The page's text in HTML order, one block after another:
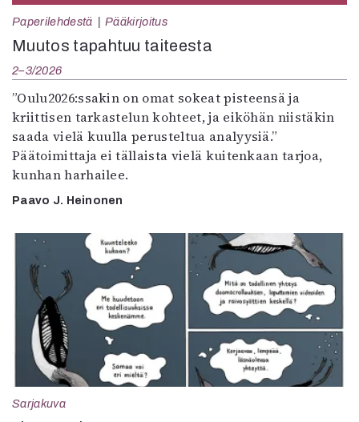
Paperilehdestä Pääkirjoitus
Muutos tapahtuu taiteesta
2–3/2026
”Oulu2026:ssakin on omat sokeat pisteensä ja
kriittisen tarkastelun kohteet, ja eiköhän niistäkin
saada vielä kuulla perusteltua analyysiä.”
Päätoimittaja ei tällaista vielä kuitenkaan tarjoa,
kunhan harhailee.
Paavo J. Heinonen
Sarjakuva